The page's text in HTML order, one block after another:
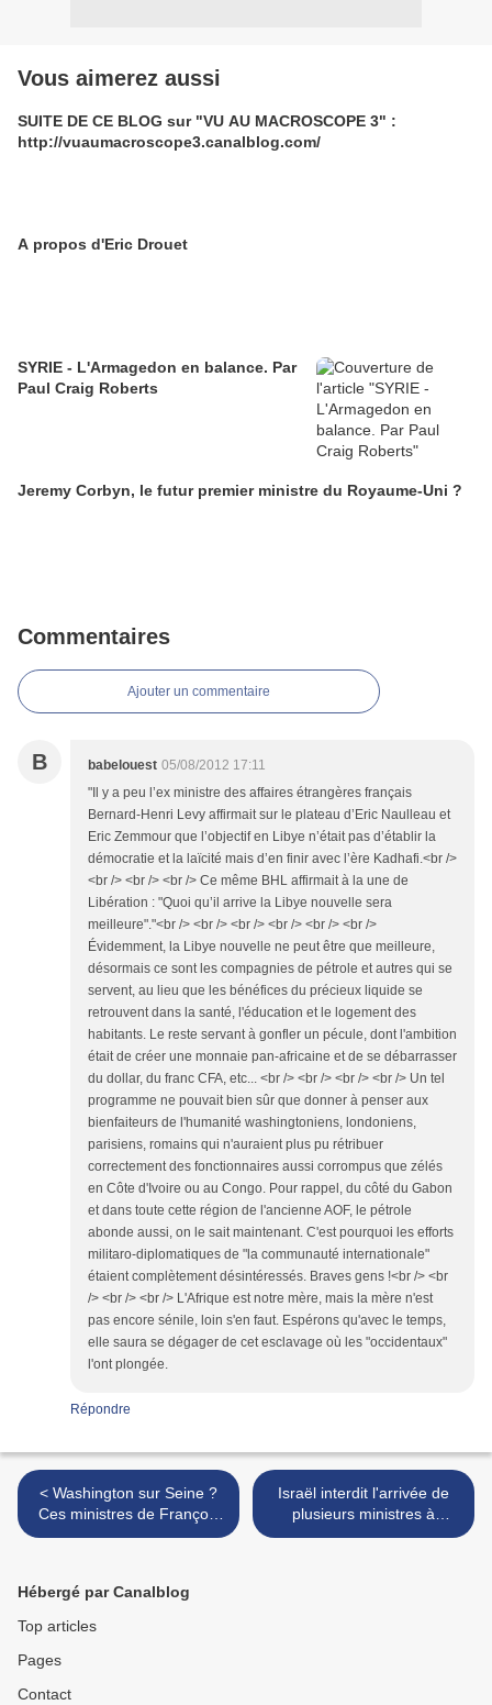
Vous aimerez aussi
SUITE DE CE BLOG sur "VU AU MACROSCOPE 3" :
http://vuaumacroscope3.canalblog.com/
A propos d'Eric Drouet
SYRIE - L'Armagedon en balance. Par
Paul Craig Roberts
Jeremy Corbyn, le futur premier ministre du Royaume-Uni ?
Commentaires
Ajouter un commentaire
B babelouest 05/08/2012 17:11
"Il y a peu l’ex ministre des affaires étrangères français
Bernard-Henri Levy affirmait sur le plateau d’Eric Naulleau et
Eric Zemmour que l’objectif en Libye n’était pas d’établir la
démocratie et la laïcité mais d’en finir avec l’ère Kadhafi.<br />
<br /> <br /> <br /> Ce même BHL affirmait à la une de
Libération : "Quoi qu’il arrive la Libye nouvelle sera
meilleure"."<br /> <br /> <br /> <br /> <br /> <br />
Évidemment, la Libye nouvelle ne peut être que meilleure,
désormais ce sont les compagnies de pétrole et autres qui se
servent, au lieu que les bénéfices du précieux liquide se
retrouvent dans la santé, l'éducation et le logement des
habitants. Le reste servant à gonfler un pécule, dont l'ambition
était de créer une monnaie pan-africaine et de se débarrasser
du dollar, du franc CFA, etc... <br /> <br /> <br /> <br /> Un tel
programme ne pouvait bien sûr que donner à penser aux
bienfaiteurs de l'humanité washingtoniens, londoniens,
parisiens, romains qui n'auraient plus pu rétribuer
correctement des fonctionnaires aussi corrompus que zélés
en Côte d'Ivoire ou au Congo. Pour rappel, du côté du Gabon
et dans toute cette région de l'ancienne AOF, le pétrole
abonde aussi, on le sait maintenant. C'est pourquoi les efforts
militaro-diplomatiques de "la communauté internationale"
étaient complètement désintéressés. Braves gens !<br /> <br
/> <br /> <br /> L'Afrique est notre mère, mais la mère n'est
pas encore sénile, loin s'en faut. Espérons qu'avec le temps,
elle saura se dégager de cet esclavage où les "occidentaux"
l'ont plongée.
Répondre
< Washington sur Seine ?
Ces ministres de François
Hollande qui ont été formés
Israël interdit l'arrivée de
plusieurs ministres à
Ramallah (Palestine) >
Hébergé par Canalblog
Top articles
Pages
Contact